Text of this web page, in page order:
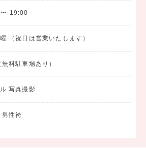
〜 19:00
（祝日は営業いたします）
料駐車場あり）
写真撮影
男性袴